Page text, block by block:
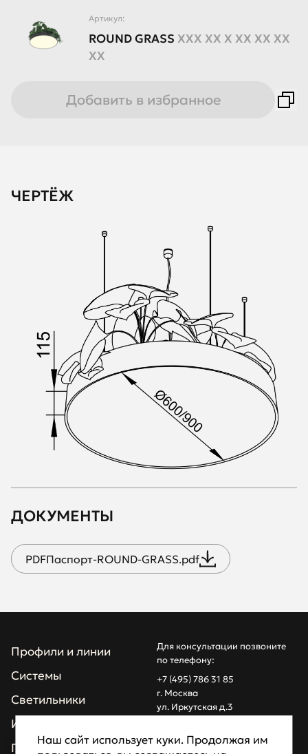
Артикул:
ROUNDGRASS XXX XX X XX XX XX
XX
Добавить в избранное
ДОКУМЕНТЫ
PDFПаспорт-ROUND-GRASS.pdf
ЧЕРТЁЖ
Профили и линии
Системы
Светильники
Инсталляции
Проекты
Для консультации позвоните
по телефону:
+7 (495) 786 31 85
г. Москва
ул. Иркутская д.3
z1profiles@gmail.com
Наш сайт использует куки. Продолжая им